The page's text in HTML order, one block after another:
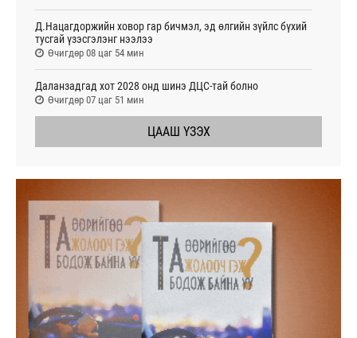
Д.Нацагдоржийн ховор гар бичмэл, эд өлгийн зүйлс бүхий
тусгай үзэсгэлэнг нээлээ
Өчигдөр 08 цаг 54 мин
Даланзадгад хот 2028 онд шинэ ДЦС-тай болно
Өчигдөр 07 цаг 51 мин
ЦААШ ҮЗЭХ